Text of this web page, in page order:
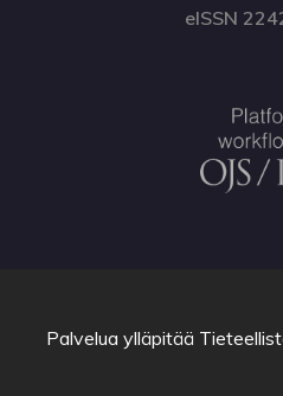
eISSN
Palvelua ylläpitää